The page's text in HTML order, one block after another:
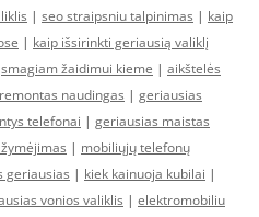
| seo straipsniu talpinimas | kaip
| kaip išsirinkti geriausią valiklį
smagiam žaidimui kieme | aikštelės
naudingas | geriausias
telefonai | geriausias maistas
| mobiliųjų telefonų
geriausias | kiek kainuoja kubilai |
vonios valiklis | elektromobiliu